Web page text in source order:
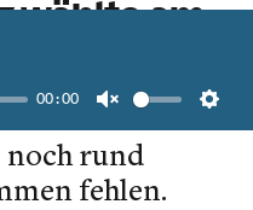
00:00
Unmute
wählte am
Touren.
noch rund
fehlen.